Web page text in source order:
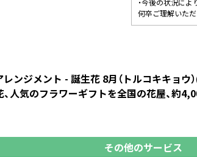
・今後の状況に
何卒ご理解いた
ンジメント - 誕生花 8月（トルコキキョウ
人気のフラワーギフトを全国の花屋、約
その他のサービス